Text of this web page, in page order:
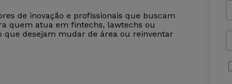
de inovação e profissionais que buscam
quem atua em fintechs, lawtechs ou
que desejam mudar de área ou reinventar